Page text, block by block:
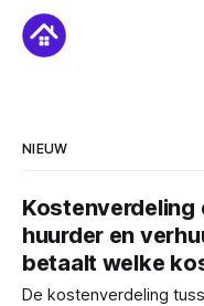
NIEUW
Kostenverdeling
huurder en
betaalt welke
De kostenverdeling